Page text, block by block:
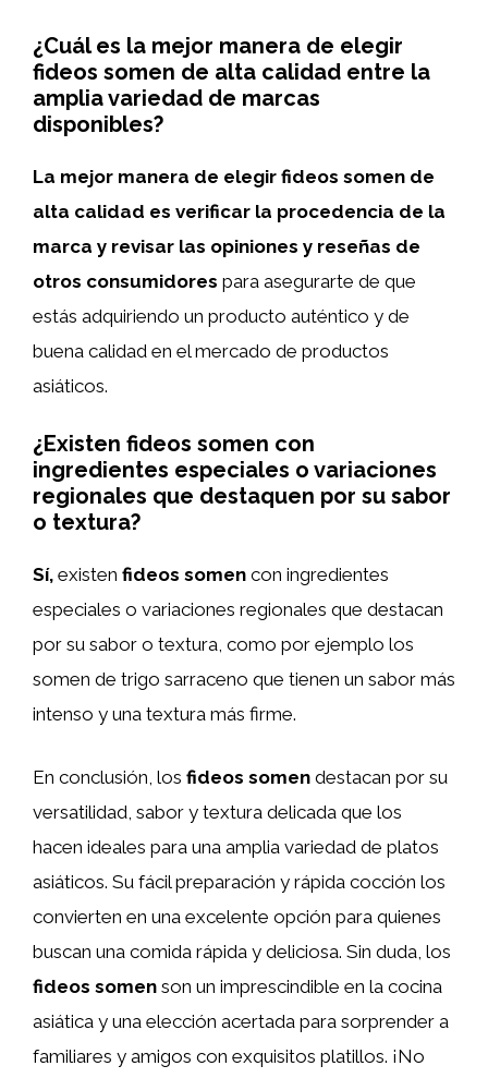
¿Cuál es la mejor manera de elegir
fideos somen de alta calidad entre la
amplia variedad de marcas
disponibles?
La mejor manera de elegir fideos somen de
alta calidad es verificar la procedencia de la
marca y revisar las opiniones y reseñas de
otros consumidores para asegurarte de que
estás adquiriendo un producto auténtico y de
buena calidad en el mercado de productos
asiáticos.
¿Existen fideos somen con
ingredientes especiales o variaciones
regionales que destaquen por su sabor
o textura?
Sí, existen fideos somen con ingredientes
especiales o variaciones regionales que destacan
por su sabor o textura, como por ejemplo los
somen de trigo sarraceno que tienen un sabor más
intenso y una textura más firme.
En conclusión, los fideos somen destacan por su
versatilidad, sabor y textura delicada que los
hacen ideales para una amplia variedad de platos
asiáticos. Su fácil preparación y rápida cocción los
convierten en una excelente opción para quienes
buscan una comida rápida y deliciosa. Sin duda, los
fideos somen son un imprescindible en la cocina
asiática y una elección acertada para sorprender a
familiares y amigos con exquisitos platillos. ¡No